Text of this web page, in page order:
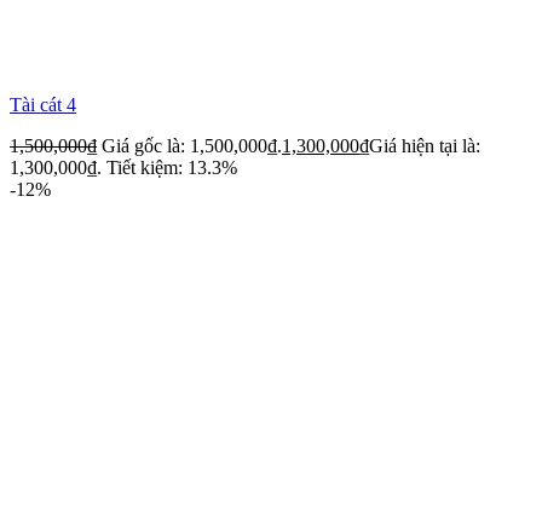
Tài cát 4
1,500,000₫ Giá gốc là: 1,500,000₫.1,300,000₫Giá hiện tại là:
1,300,000₫. Tiết kiệm: 13.3%
-12%